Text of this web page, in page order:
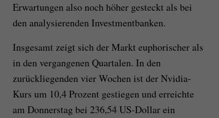
Erwartungen also noch höher gesteckt als bei
den analysierenden Investmentbanken.
Insgesamt zeigt sich der Markt euphorischer als
in den vergangenen Quartalen. In den
zurückliegenden vier Wochen ist der Nvidia-
Kurs um 10,4 Prozent gestiegen und erreichte
am Donnerstag bei 236,54 US-Dollar ein